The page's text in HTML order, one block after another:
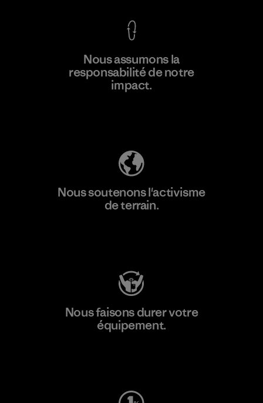
Nous assumons la
responsabilité de notre
impact.
Nous soutenons l'activisme
de terrain.
Nous faisons durer votre
équipement.